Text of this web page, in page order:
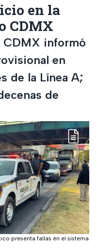
en la
CDMX
informó
en
de la Línea A;
de
presenta fallas en el sistema